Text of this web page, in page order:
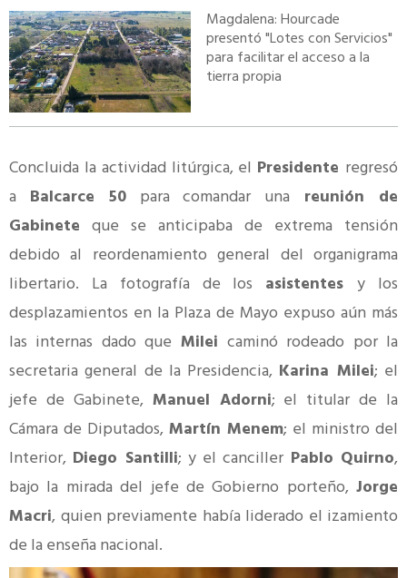
Magdalena: Hourcade
presentó "Lotes con Servicios"
para facilitar el acceso a la
tierra propia
Concluida la actividad litúrgica, el Presidente regresó
a Balcarce 50para comandar una reunión de
Gabinete que se anticipaba de extrema tensión
debido al reordenamiento general del organigrama
libertario. La fotografía de los asistentesy los
desplazamientos en la Plaza de Mayo expuso aún más
las internas dado que Milei caminó rodeado por la
secretaria general de la Presidencia, Karina Milei; el
jefe de Gabinete, Manuel Adorni; el titular de la
Cámara de Diputados, Martín Menem; el ministro del
Interior, Diego Santilli; y el canciller Pablo Quirno,
bajo la mirada del jefe de Gobierno porteño, Jorge
Macri, quien previamente había liderado el izamiento
de la enseña nacional.